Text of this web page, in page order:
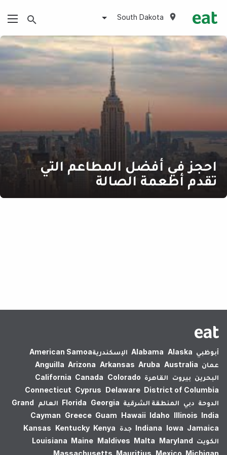
South Dakota
احجز في أفضل المطاعم التي
تقدم أطعمة الصالة
أبوظبي Alabama Alaska الإسكندرية‎American Samoa
عمان
Anguilla Arizona Arkansas Aruba Australia
البحرين بيروت القاهرة California Canada Colorado
Connecticut Cyprus Delaware District of Columbia
الدوحة دبي المنطقة الشرقية Florida Georgia العالم
Grand
Cayman Greece Guam Hawaii Idaho Illinois India
Indiana Iowa Jamaica جدة Kansas Kentucky Kenya
الكويت
Louisiana Maine Maldives Malta Maryland